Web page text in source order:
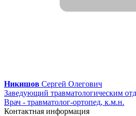
Никишов Сергей Олегович
Заведующий травматологическим
Врач - травматолог-ортопед, к.м.н.
Контактная информация